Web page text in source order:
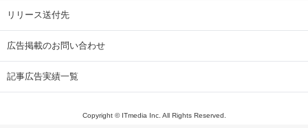
リリース送付先
広告掲載のお問い合わせ
記事広告実績一覧
Copyright © ITmedia Inc. All Rights Reserved.